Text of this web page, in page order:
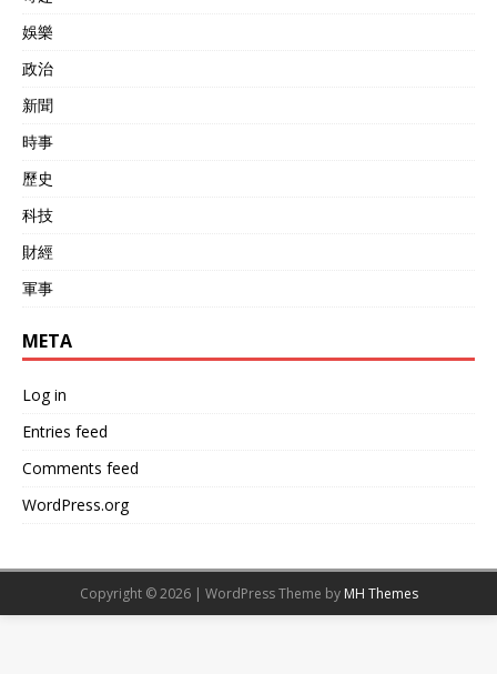
娛樂
政治
新聞
時事
歷史
科技
財經
軍事
META
Log in
Entries feed
Comments feed
WordPress.org
Copyright © 2026 | WordPress Theme by MH Themes